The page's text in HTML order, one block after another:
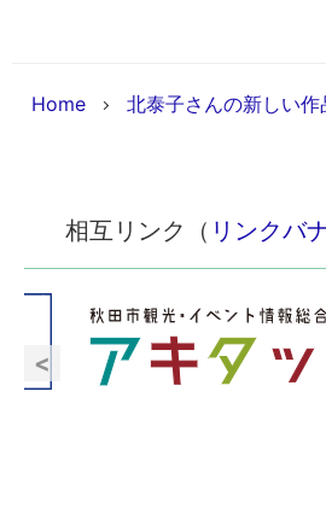
Home 北泰子さんの新しい作
相互リンク（ リンクバ